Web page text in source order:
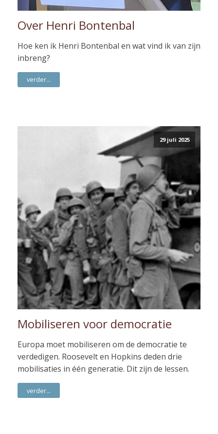
Over Henri Bontenbal
Hoe ken ik Henri Bontenbal en wat vind ik van zijn
inbreng?
verder...
29 juli 2025
Mobiliseren voor democratie
Europa moet mobiliseren om de democratie te
verdedigen. Roosevelt en Hopkins deden drie
mobilisaties in één generatie. Dit zijn de lessen.
verder...